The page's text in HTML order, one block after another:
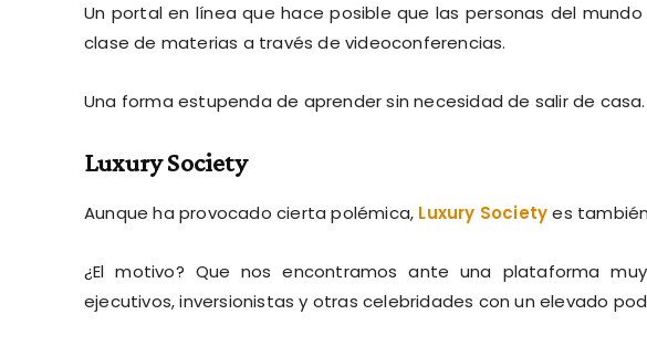
Un portal en línea que hace posible que las personas del
clase de materias a través de videoconferencias.
Una forma estupenda de aprender sin necesidad de salir de casa.
Luxury Society
Aunque ha provocado cierta polémica, Luxury Societyes
¿El motivo? Que nos encontramos ante una plataforma
ejecutivos, inversionistas y otras celebridades con un elevado